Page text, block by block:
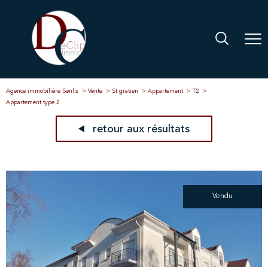
Agence immobilière Senlis Vente St gratien Appartement
T2
Appartement type 2
retour aux résultats
Vendu